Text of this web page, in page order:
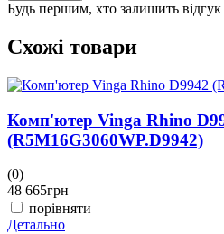
Будь першим, хто залишить відгук
Схожі товари
Комп'ютер Vinga Rhino
(R5M16G3060WP.D9942)
(0)
48 665грн
порівняти
Детально